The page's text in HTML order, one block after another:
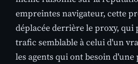
empreintes navigateur, cette
déplacée derrière le proxy, qui
trafic semblable à celui d'un
les agents qui ont besoin d'une